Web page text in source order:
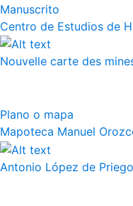
Manuscrito
Centro de Estudios de
Nouvelle carte des
Plano o mapa
Mapoteca Manuel
Antonio López de